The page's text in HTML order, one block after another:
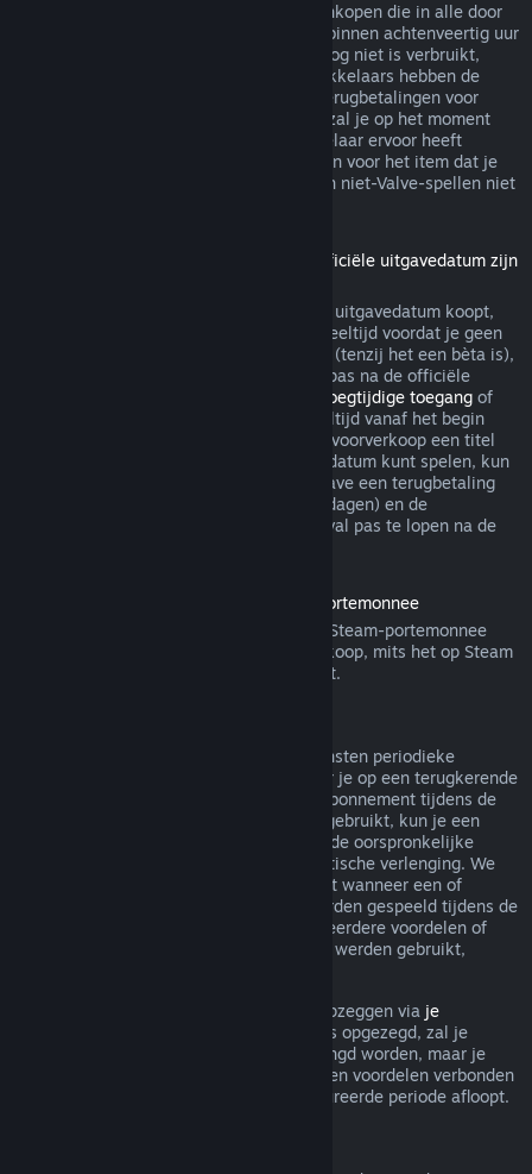
Steam biedt terugbetalingen aan voor aankopen die in alle door
Valve ontwikkelde spellen zijn gemaakt, binnen achtenveertig uur
na aankoop, zolang het item in het spel nog niet is verbruikt,
gewijzigd of overgedragen. Andere ontwikkelaars hebben de
mogelijkheid op deze voorwaarden ook terugbetalingen voor
items in hun spel in te schakelen. Steam zal je op het moment
van aankoop vertellen of de spelontwikkelaar ervoor heeft
gekozen om terugbetalingen aan te bieden voor het item dat je
koopt. Anders zijn aankopen in het spel in niet-Valve-spellen niet
Terugbetalingen voor titels die vóór de officiële uitgavedatum zijn
Als je een titel op Steam vóór de officiële uitgavedatum koopt,
geldt de limiet van maximaal twee uur speeltijd voordat je geen
recht meer hebt op een terugbetaling wel (tenzij het een bèta is),
maar de bedenktijd van 14 dagen begint pas na de officiële
Vroegtijdige toegangof
koopt, telt alle speeltijd vanaf het begin
mee voor de limiet van 2 uur. Als je in de voorverkoop een titel
koopt die je niet voor de officiële uitgavedatum kunt spelen, kun
je op ieder gewenst moment voor de uitgave een terugbetaling
aanvragen. De standaard bedenktijd (14 dagen) en de
speeltijdlimiet (2 uur) beginnen in dat geval pas te lopen na de
Terugbetalingen van saldo in de Steam-portemonnee
Je kunt een terugbetaling van saldo in je Steam-portemonnee
aanvragen binnen veertien dagen na aankoop, mits het op Steam
is gekocht en je er niets van hebt gebruikt.
Steam biedt voor sommige inhoud en diensten periodieke
toegang (bijv. maandelijks, jaarlijks) waar je op een terugkerende
basis voor betaalt. Als een terugkerend abonnement tijdens de
huidige gefactureerde periode niet werd gebruikt, kun je een
terugbetaling aanvragen binnen 48 u. na de oorspronkelijke
aankoop, of binnen 48 u. na elke automatische verlenging. We
beschouwen een abonnement als gebruikt wanneer een of
meerdere spellen uit het abonnement werden gespeeld tijdens de
gefactureerde periode, of als er een of meerdere voordelen of
kortingen inbegrepen bij het abonnement werden gebruikt,
Je kunt een lopend abonnement steeds opzeggen via je
. Zodra je abonnement is opgezegd, zal je
abonnement niet meer automatisch verlengd worden, maar je
blijft wel toegang hebben tot alle inhoud en voordelen verbonden
aan je abonnement tot de huidige gefactureerde periode afloopt.